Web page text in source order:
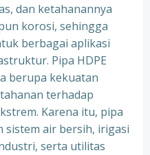
dan ketahanannya
korosi, sehingga
berbagai aplikasi
Pipa HDPE
berupa kekuatan
terhadap
Karena itu, pipa
sistem air bersih, irigasi
serta utilitas